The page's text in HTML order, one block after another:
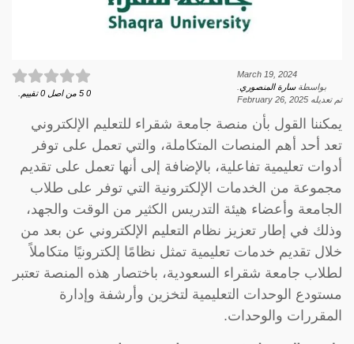
March 19, 2024
بواسطةسارة المنصوري
تم تعديله February 26, 2025
0
5 من اصل 0 تقييم.
يمكننا القول بأن منصة جامعة شقراء للتعليم الإلكتروني
تعد أحد أهم المنصات المتكاملة، والتي تعمل على توفر
أدوات تعليمية تفاعلية، بالإضافة إلى أنها تعمل على تقديم
مجموعة من الخدمات الإلكترونية التي توفر على طلاب
الجامعة وأعضاء هيئة التدريس الكثير من الوقت والجهد،
وذلك في إطار تعزيز نظام التعليم الإلكتروني عن بعد من
خلال تقديم خدمات تعليمية تمثل نظامًا إلكترونيًا متكاملاً
لطلاب جامعة شقراء السعودية، باختصار هذه المنصة تعتبر
مستودع الوحدات التعليمية لتخزين وأرشفة وإدارة
المقررات والوحدات.